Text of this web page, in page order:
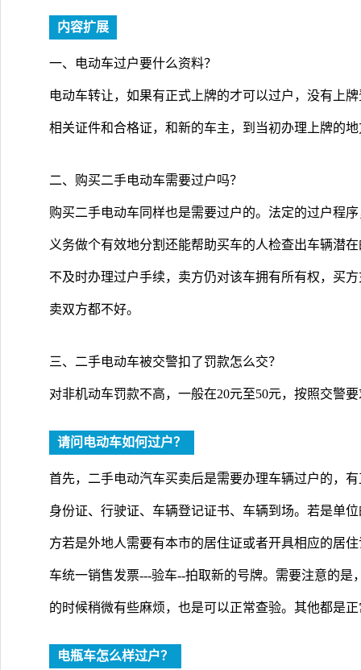
内容扩展
一、电动车过户要什么资料？
电动车转让，如果有正式上牌的才可以过户，没有上
相关证件和合格证，和新的车主，到当初办理上牌的
二、购买二手电动车需要过户吗？
购买二手电动车同样也是需要过户的。法定的过户程
义务做个有效地分割还能帮助买车的人检查出车辆潜
不及时办理过户手续，卖方仍对该车拥有所有权，买
卖双方都不好。
三、二手电动车被交警扣了罚款怎么交？
对非机动车罚款不高，一般在20元至50元，按照交警
请问电动车如何过户？
首先，二手电动汽车买卖后是需要办理车辆过户的，
身份证、行驶证、车辆登记证书、车辆到场。若是单
方若是外地人需要有本市的居住证或者开具相应的居
车统一销售发票---验车--拍取新的号牌。需要注意的
的时候稍微有些麻烦，也是可以正常查验。其他都是
电瓶车怎么样过户？